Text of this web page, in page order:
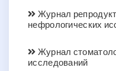
Журнал
нефрологических
Журнал
исследований